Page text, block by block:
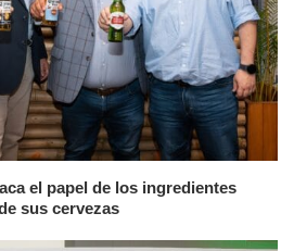
el papel de los ingredientes
sus cervezas